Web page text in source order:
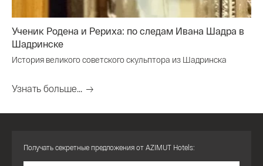
Ученик Родена и Рериха: по следам Ивана Шадра в
Шадринске
История великого советского скульптора из Шадринска
Узнать больше...
Получать секретные предложения от AZIMUT Hotels: